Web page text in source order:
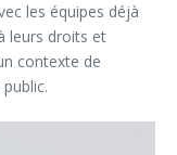
les équipes déjà
leurs droits et
contexte de